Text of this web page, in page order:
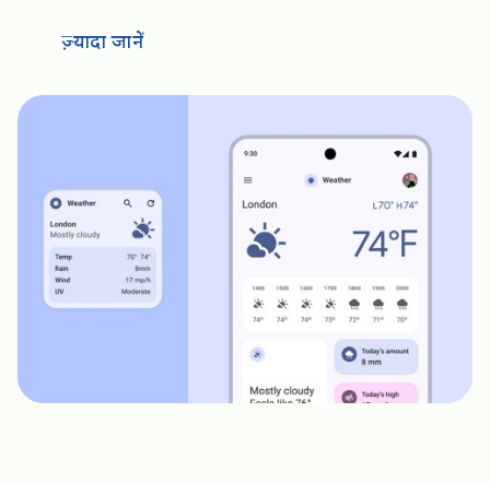
ज़्यादा जानें